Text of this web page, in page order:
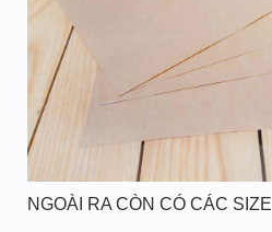
NGOÀI RA CÒN CÓ CÁC SIZE